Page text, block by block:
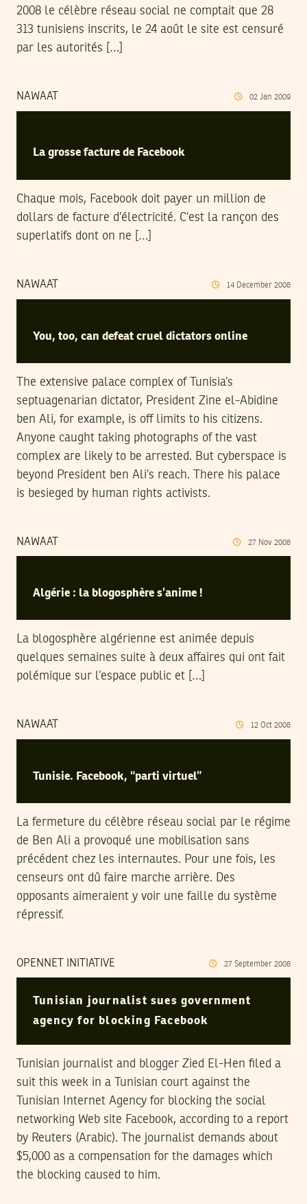
2008 le célèbre réseau social ne comptait que 28
313 tunisiens inscrits, le 24 août le site est censuré
par les autorités […]
NAWAAT 02 Jan 2009
La grosse facture de Facebook
Chaque mois, Facebook doit payer un million de
dollars de facture d’électricité. C’est la rançon des
superlatifs dont on ne […]
NAWAAT 14 December 2008
You, too, can defeat cruel dictators online
The extensive palace complex of Tunisia’s
septuagenarian dictator, President Zine el-Abidine
ben Ali, for example, is off limits to his citizens.
Anyone caught taking photographs of the vast
complex are likely to be arrested. But cyberspace is
beyond President ben Ali’s reach. There his palace
is besieged by human rights activists.
NAWAAT 27 Nov 2008
Algérie : la blogosphère s’anime !
La blogosphère algérienne est animée depuis
quelques semaines suite à deux affaires qui ont fait
polémique sur l’espace public et […]
NAWAAT 12 Oct 2008
Tunisie. Facebook, “parti virtuel”
La fermeture du célèbre réseau social par le régime
de Ben Ali a provoqué une mobilisation sans
précédent chez les internautes. Pour une fois, les
censeurs ont dû faire marche arrière. Des
opposants aimeraient y voir une faille du système
répressif.
OPENNET INITIATIVE 27 September 2008
Tunisian journalist sues government
agency for blocking Facebook
Tunisian journalist and blogger Zied El-Hen filed a
suit this week in a Tunisian court against the
Tunisian Internet Agency for blocking the social
networking Web site Facebook, according to a report
by Reuters (Arabic). The journalist demands about
$5,000 as a compensation for the damages which
the blocking caused to him.